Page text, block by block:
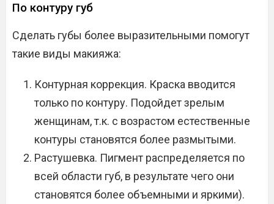
По контуру губ
Сделать губы более выразительными помогут
такие виды макияжа:
Контурная коррекция. Краска вводится
только по контуру. Подойдет зрелым
женщинам, т.к. с возрастом естественные
контуры становятся более размытыми.
Растушевка. Пигмент распределяется по
всей области губ, в результате чего они
становятся более объемными и яркими).